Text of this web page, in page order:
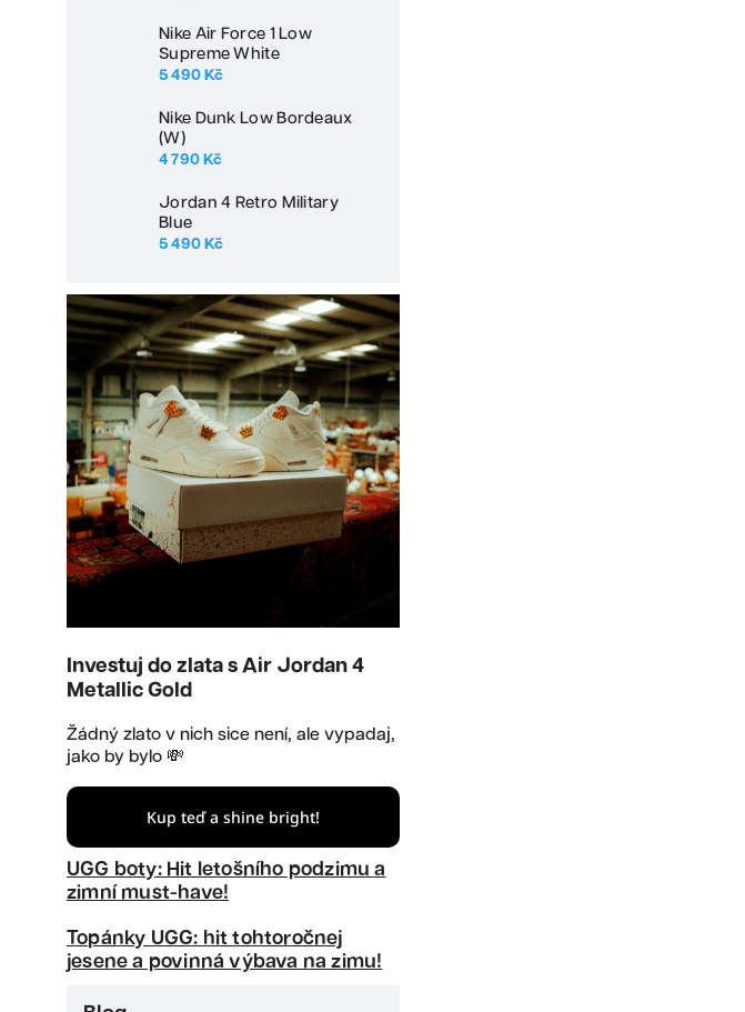
Nike Air Force 1 Low
Supreme White
5 490 Kč
Nike Dunk Low Bordeaux
(W)
4 790 Kč
Jordan 4 Retro Military
Blue
5 490 Kč
Investuj do zlata s Air Jordan 4
Metallic Gold
Žádný zlato v nich sice není, ale vypadaj,
jako by bylo 💸
Kup teď a shine bright!
UGG boty: Hit letošního podzimu a
zimní must-have!
Topánky UGG: hit tohtoročnej
jesene a povinná výbava na zimu!